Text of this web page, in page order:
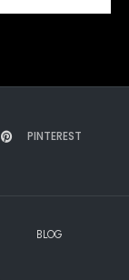
PINTEREST
BLOG